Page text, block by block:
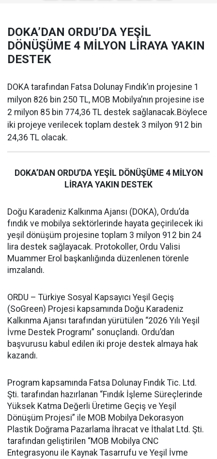
DOKA’DAN ORDU’DA YEŞİL
DÖNÜŞÜME 4 MİLYON LİRAYA YAKIN
DESTEK
DOKA tarafından Fatsa Dolunay Fındık’ın projesine 1
milyon 826 bin 250 TL, MOB Mobilya’nın projesine ise
2 milyon 85 bin 774,36 TL destek sağlanacak.Böylece
iki projeye verilecek toplam destek 3 milyon 912 bin
24,36 TL olacak.
DOKA’DAN ORDU’DA YEŞİL DÖNÜŞÜME 4 MİLYON
LİRAYA YAKIN DESTEK
Doğu Karadeniz Kalkınma Ajansı (DOKA), Ordu’da
fındık ve mobilya sektörlerinde hayata geçirilecek iki
yeşil dönüşüm projesine toplam 3 milyon 912 bin 24
lira destek sağlayacak. Protokoller, Ordu Valisi
Muammer Erol başkanlığında düzenlenen törenle
imzalandı.
ORDU – Türkiye Sosyal Kapsayıcı Yeşil Geçiş
(SoGreen) Projesi kapsamında Doğu Karadeniz
Kalkınma Ajansı tarafından yürütülen “2026 Yılı Yeşil
İvme Destek Programı” sonuçlandı. Ordu’dan
başvurusu kabul edilen iki proje destek almaya hak
kazandı.
Program kapsamında Fatsa Dolunay Fındık Tic. Ltd.
Şti. tarafından hazırlanan “Fındık İşleme Süreçlerinde
Yüksek Katma Değerli Üretime Geçiş ve Yeşil
Dönüşüm Projesi” ile MOB Mobilya Dekorasyon
Plastik Doğrama Pazarlama İhracat ve İthalat Ltd. Şti.
tarafından geliştirilen “MOB Mobilya CNC
Entegrasyonu ile Kaynak Tasarrufu ve Yeşil İvme